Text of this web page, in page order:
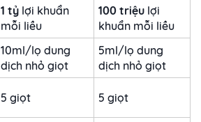
1 tỷ lợi khuẩn
mỗi liều
100 triệu lợi
khuẩn mỗi liều
10ml/lọ dung
dịch nhỏ giọt
5ml/lọ dung
dịch nhỏ giọt
5 giọt 5 giọt